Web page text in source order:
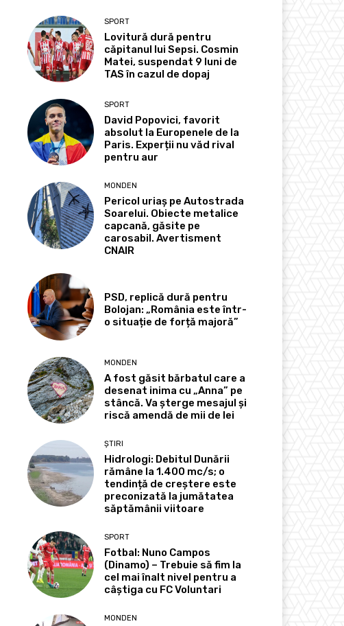
SPORT
Lovitură dură pentru
căpitanul lui Sepsi. Cosmin
Matei, suspendat 9 luni de
TAS în cazul de dopaj
SPORT
David Popovici, favorit
absolut la Europenele de la
Paris. Experții nu văd rival
pentru aur
MONDEN
Pericol uriaș pe Autostrada
Soarelui. Obiecte metalice
capcană, găsite pe
carosabil. Avertisment
CNAIR
PSD, replică dură pentru
Bolojan: „România este într-
o situație de forță majoră”
MONDEN
A fost găsit bărbatul care a
desenat inima cu „Anna” pe
stâncă. Va șterge mesajul și
riscă amendă de mii de lei
ȘTIRI
Hidrologi: Debitul Dunării
rămâne la 1.400 mc/s; o
tendință de creștere este
preconizată la jumătatea
săptămânii viitoare
SPORT
Fotbal: Nuno Campos
(Dinamo) – Trebuie să fim la
cel mai înalt nivel pentru a
câștiga cu FC Voluntari
MONDEN